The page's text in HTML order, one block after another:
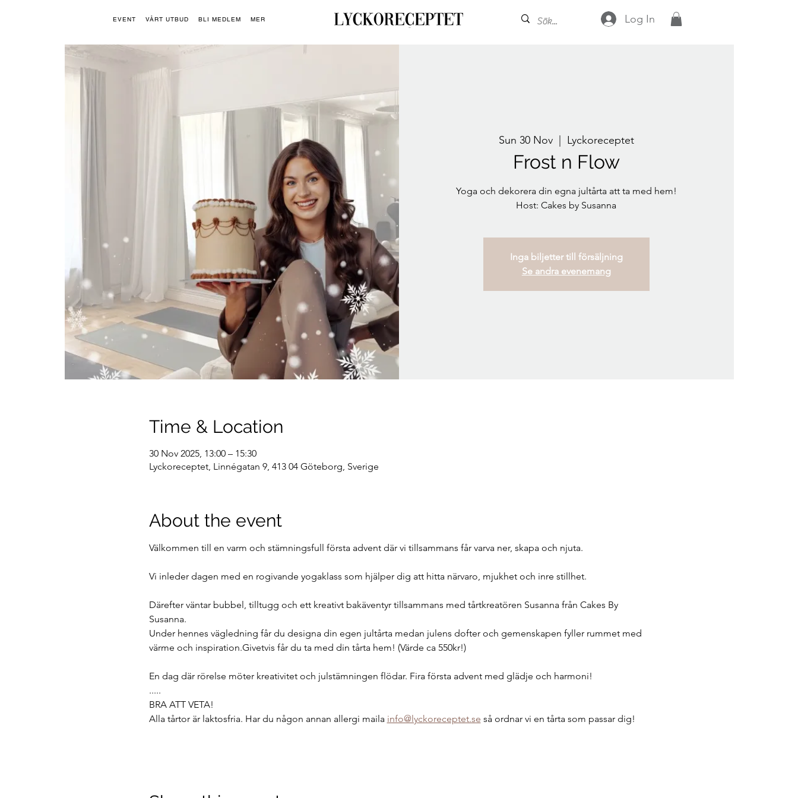
EVENT VÅRT UTBUD BLI MEDLEM MER Log In
Sun 30 Nov
  |
Lyckoreceptet
Frost n Flow
Yoga och dekorera din egna jultårta att ta med hem!
Host: Cakes by Susanna
Inga biljetter till försäljning
Se andra evenemang
Time & Location
30 Nov 2025, 13:00 – 15:30
Lyckoreceptet, Linnégatan 9, 413 04 Göteborg, Sverige
About the event
Välkommen till en varm och stämningsfull första advent där vi tillsammans får varva ner, skapa och njuta.
Vi inleder dagen med en rogivande yogaklass som hjälper dig att hitta närvaro, mjukhet och inre stillhet.
Därefter väntar bubbel, tilltugg och ett kreativt bakäventyr tillsammans med tårtkreatören Susanna från Cakes By
Susanna.
Under hennes vägledning får du designa din egen jultårta medan julens dofter och gemenskapen fyller rummet med
värme och inspiration.Givetvis får du ta med din tårta hem! (Värde ca 550kr!)
En dag där rörelse möter kreativitet och julstämningen flödar. Fira första advent med glädje och harmoni!
.....
BRA ATT VETA!
Alla tårtor är laktosfria. Har du någon annan allergi maila info@lyckoreceptet.se så ordnar vi en tårta som passar dig!